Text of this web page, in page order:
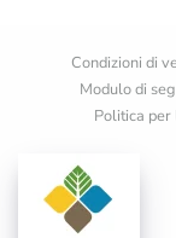
Condizioni di
Modulo di
Politica